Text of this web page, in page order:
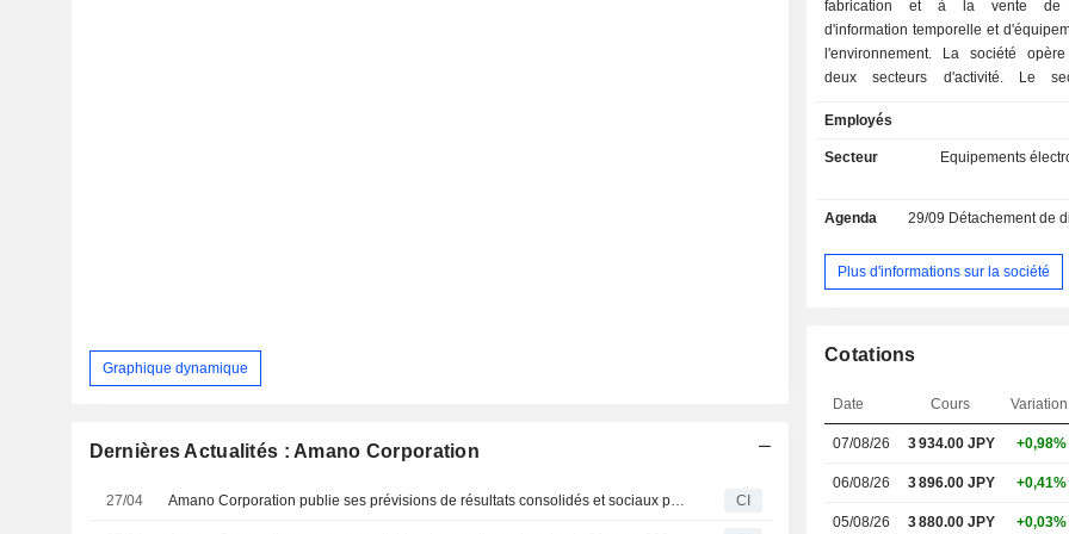
Graphique dynamique
Dernières Actualités : Amano Corporation
27/04 Amano Corporation publie ses prévisions de résultats consolidés et sociaux pour le premier semestre et l'exercice clos au 31 mars 2027 CI
fabrication et à la vente de
d'information temporelle et
l'environnement. La société
deux secteurs d'activité. Le
dans la fabrication, la vente et
d'équipements de systèmes
principalement des systèmes
d'équipements de gestion
d'équipements de systèmes de
ainsi que la gestion de l'exploitation
liés à l'environnement
pneumatique de poudres et de
systèmes d'élimination des gaz
d'eau électrolysée et des
services sociaux, des services
Employés
Secteur
Equipements
Agenda 29/09 Détachement de
Plus d'informations sur la société
Cotations
Date Cours Variation
07/08/26 3 934.00JPY +0,98%
06/08/26 3 896.00 JPY +0,41%
05/08/26 3 880.00 JPY +0,03%